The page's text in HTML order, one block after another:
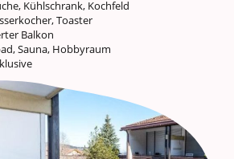
Kühlschrank, Kochfeld
Toaster
Balkon
Sauna, Hobbyraum